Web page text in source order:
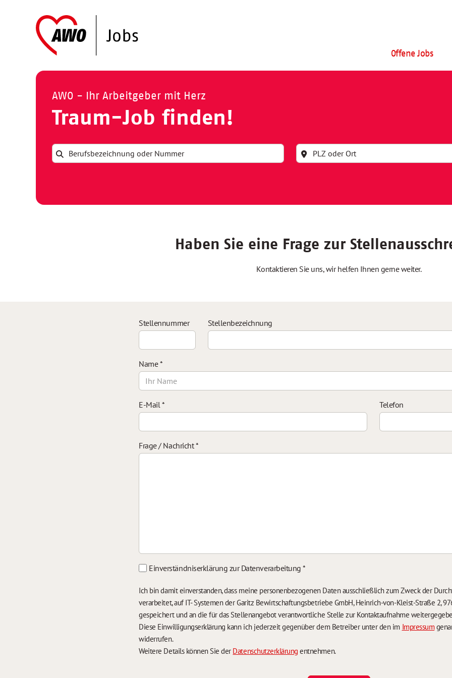
Offene Jobs
AWO - Ihr Arbeitgeber mit Herz
Traum-Job finden!
Haben Sie eine Frage zur
Kontaktieren Sie uns, wir helfen Ihnen gerne weiter.
Stellennummer Stellenbezeichnung
Name*
E-Mail* Telefon
Frage / Nachricht*
Einverständniserklärung zur Datenverarbeitung*
Ich bin damit einverstanden, dass meine personenbezogenen Daten ausschließlich zum Zweck der
verarbeitet, auf IT- Systemen der Garitz Bewirtschaftungsbetriebe GmbH, Heinrich-von-Kleist-Straße 2,
gespeichert und an die für das Stellenangebot verantwortliche Stelle zur Kontaktaufnahme
Diese Einwilligungserklärung kann ich jederzeit gegenüber dem Betreiber unter den im Impressum
widerrufen.
Weitere Details können Sie der Datenschutzerklärung entnehmen.